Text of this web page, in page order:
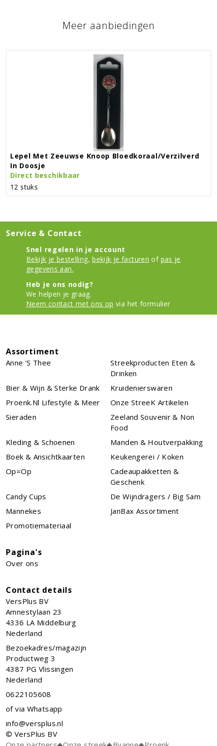
Meer aanbiedingen
Lepel Met Zeeuwse Knoop Bloedkoraal/verzilverd
In Doosje
Direct beschikbaar
12 stuks
Service & Contact
Snel regelen in je account
Bekijk je bestelling, bekijk je facturen of pas je
gegevens aan.
Heb je ons nodig?
We helpen je graag.
Neem contact met ons op via het formulier
Assortiment
Anne 's Thee
Streekproducten Eten &
Drinken
Bier & Wijn & Sterke Drank
Kruidenierswaren
Proenk.nl Lifestyle & Meer
Onze StreeK Artikelen
Sieraden
Zeeland Souvenir & Non
Food
Kleding & Schoenen
Manden & Houtverpakking
Boek & Ansichtkaarten
Keukengerei / Koken
Op=Op
Cadeaupakketten &
Geschenk
Candy Cups
De Wijndragers / Big Sam
Mannekes
JanBax Assortiment
Promotiemateriaal
Pagina's
Over ons
Contact details
VersPlus BV
Amnestylaan 23
4336 LA Middelburg
Nederland
Bezoekadres/magazijn
Productweg 3
4387 PG Vlissingen
Nederland
0622105608
of via Whatsapp
info@versplus.nl
© VersPlus BV